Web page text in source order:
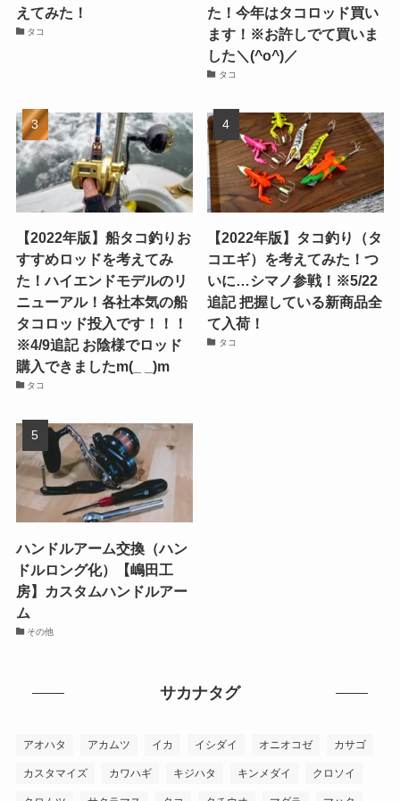
えてみた！
タコ
た！今年はタコロッド買い
ます！※お許しでて買いま
した＼(^o^)／
タコ
【2022年版】船タコ釣りお
すすめロッドを考えてみ
た！ハイエンドモデルのリ
ニューアル！各社本気の船
タコロッド投入です！！！
※4/9追記 お陰様でロッド
購入できましたm(_ _)m
タコ
【2022年版】タコ釣り（タ
コエギ）を考えてみた！つ
いに…シマノ参戦！※5/22
追記 把握している新商品全
て入荷！
タコ
ハンドルアーム交換（ハン
ドルロング化）【嶋田工
房】カスタムハンドルアー
ム
その他
サカナタグ
アオハタ アカムツ イカ イシダイ オニオコゼ カサゴ
カスタマイズ カワハギ キジハタ キンメダイ クロソイ